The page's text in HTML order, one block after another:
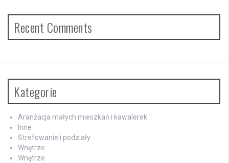
Recent Comments
Kategorie
Aranżacja małych mieszkań i kawalerek
Inne
Strefowanie i podziały
Wnętrze
Wnętrze